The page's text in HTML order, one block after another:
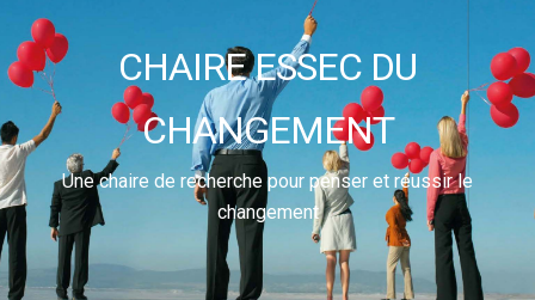
CHAIRE ESSEC DU
CHANGEMENT
Une chaire de recherche pour penser et réussir le
changement